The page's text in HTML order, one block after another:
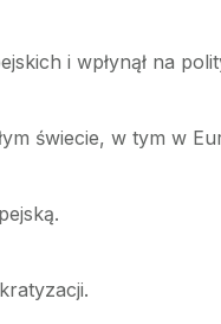
i wpłynął na
świecie, w tym w